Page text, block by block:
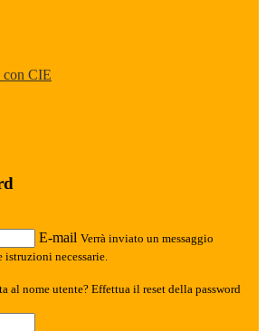
con CIE
E-mail Verrà inviato un messaggio
necessarie.
al nome utente? Effettua il reset della password